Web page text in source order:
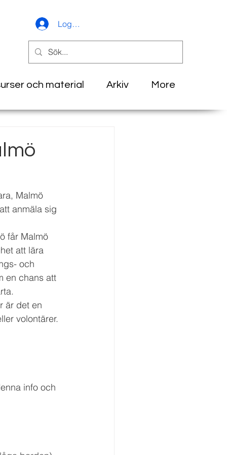
Logga in
och material Arkiv More
Malmö
anmäla sig
får Malmö
att lära
och
en chans att
är det en
volontärer.
info och